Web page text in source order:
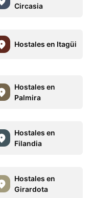
Circasia
Hostales en Itagüi
Hostales en
Palmira
Hostales en
Filandia
Hostales en
Girardota